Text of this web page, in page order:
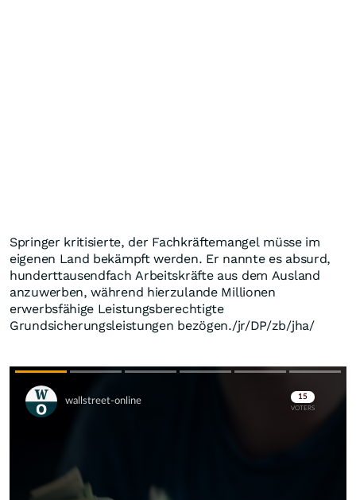
Springer kritisierte, der Fachkräftemangel müsse im
eigenen Land bekämpft werden. Er nannte es absurd,
hunderttausendfach Arbeitskräfte aus dem Ausland
anzuwerben, während hierzulande Millionen
erwerbsfähige Leistungsberechtigte
Grundsicherungsleistungen bezögen./jr/DP/zb/jha/
Skip